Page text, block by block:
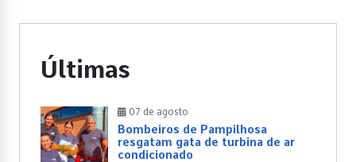
Últimas
07 de agosto
Bombeiros de Pampilhosa
resgatam gata de turbina de ar
condicionado